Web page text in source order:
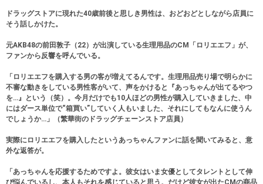
ドラッグストアに現れた40歳前後と思しき男性は、おどおどとしながら店員に
そう話しかけた。
元AKB48の前田敦子（22）が出演している生理用品のCM「ロリエエフ」が、
ファンから反響を呼んでいる。
「ロリエエフを購入する男の客が増えてるんです。生理用品売り場で明らかに
不審な動きをしている男性客がいて、声をかけると『あっちゃんが出てるやつ
を…』という（笑）。今月だけでも10人ほどの男性が購入していきました、中
にはダース単位で“箱買い”していく人もいました、それにしてもなんに使うん
でしょうか…」（繁華街のドラッグチェーンストア店員）
実際にロリエエフを購入したというあっちゃんファンに話を聞いてみると、意
外な返答が。
「あっちゃんを応援するためですよ。彼女はいま女優としてタレントとして伸
び悩んでいるし、本人もそれを感じていると思う。だけど彼女が出たCMの商品